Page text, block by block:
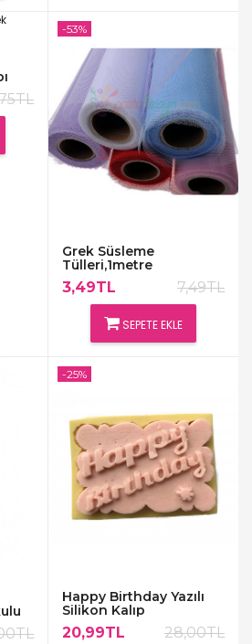
Grek Süsleme
Tülleri,1metre
3,49TL 7,49TL
SEPETE EKLE
-53%
Happy Birthday Yazılı
Silikon Kalıp
20,99TL 28,00TL
-25%